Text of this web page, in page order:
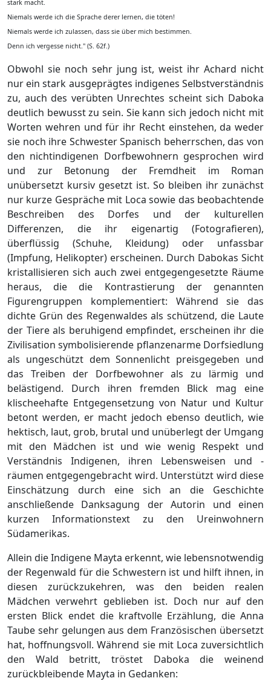
stark macht.
Niemals werde ich die Sprache derer lernen, die töten!
Niemals werde ich zulassen, dass sie über mich bestimmen.
Denn ich vergesse nicht." (S. 62f.)
Obwohl sie noch sehr jung ist, weist ihr Achard nicht
nur ein stark ausgeprägtes indigenes Selbstverständnis
zu, auch des verübten Unrechtes scheint sich Daboka
deutlich bewusst zu sein. Sie kann sich jedoch nicht mit
Worten wehren und für ihr Recht einstehen, da weder
sie noch ihre Schwester Spanisch beherrschen, das von
den nichtindigenen Dorfbewohnern gesprochen wird
und zur Betonung der Fremdheit im Roman
unübersetzt kursiv gesetzt ist. So bleiben ihr zunächst
nur kurze Gespräche mit Loca sowie das beobachtende
Beschreiben des Dorfes und der kulturellen
Differenzen, die ihr eigenartig (Fotografieren),
überflüssig (Schuhe, Kleidung) oder unfassbar
(Impfung, Helikopter) erscheinen. Durch Dabokas Sicht
kristallisieren sich auch zwei entgegengesetzte Räume
heraus, die die Kontrastierung der genannten
Figurengruppen komplementiert: Während sie das
dichte Grün des Regenwaldes als schützend, die Laute
der Tiere als beruhigend empfindet, erscheinen ihr die
Zivilisation symbolisierende pflanzenarme Dorfsiedlung
als ungeschützt dem Sonnenlicht preisgegeben und
das Treiben der Dorfbewohner als zu lärmig und
belästigend. Durch ihren fremden Blick mag eine
klischeehafte Entgegensetzung von Natur und Kultur
betont werden, er macht jedoch ebenso deutlich, wie
hektisch, laut, grob, brutal und unüberlegt der Umgang
mit den Mädchen ist und wie wenig Respekt und
Verständnis Indigenen, ihren Lebensweisen und -
räumen entgegengebracht wird. Unterstützt wird diese
Einschätzung durch eine sich an die Geschichte
anschließende Danksagung der Autorin und einen
kurzen Informationstext zu den Ureinwohnern
Südamerikas.
Allein die Indigene Mayta erkennt, wie lebensnotwendig
der Regenwald für die Schwestern ist und hilft ihnen, in
diesen zurückzukehren, was den beiden realen
Mädchen verwehrt geblieben ist. Doch nur auf den
ersten Blick endet die kraftvolle Erzählung, die Anna
Taube sehr gelungen aus dem Französischen übersetzt
hat, hoffnungsvoll. Während sie mit Loca zuversichtlich
den Wald betritt, tröstet Daboka die weinend
zurückbleibende Mayta in Gedanken: